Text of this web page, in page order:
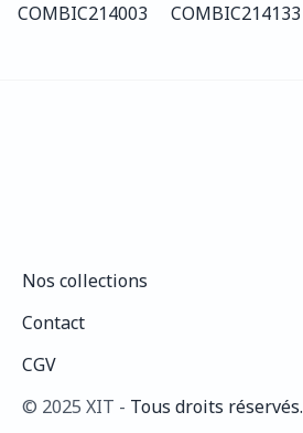
COMBIC214003 COMBIC214133
©️ 2025 XIT - Tous droits réservés.
Nos collections
Contact
CGV